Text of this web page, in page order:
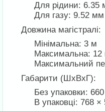
Для рідини: 6.35
Для газу: 9.52 мм
Довжина магістралі:
Мінімальна: 3 м
Максимальна: 12
Максимальний
Габарити (ШхВхГ):
Без упаковки:
В упаковці: 768